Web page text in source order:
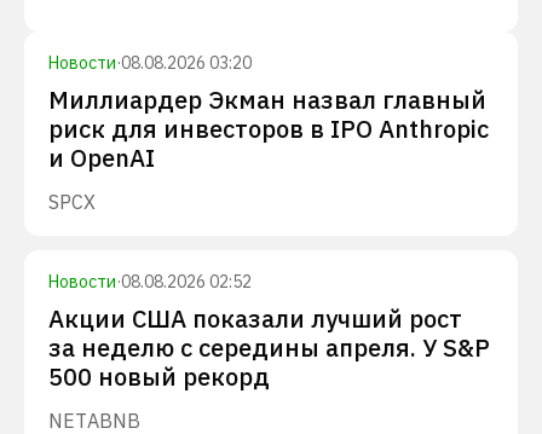
Новости·08.08.2026 03:20
Миллиардер Экман назвал главный
риск для инвесторов в IPO Anthropic
и OpenAI
SPCX
Новости·08.08.2026 02:52
Акции США показали лучший рост
за неделю с середины апреля. У S&P
500 новый рекорд
NETABNB